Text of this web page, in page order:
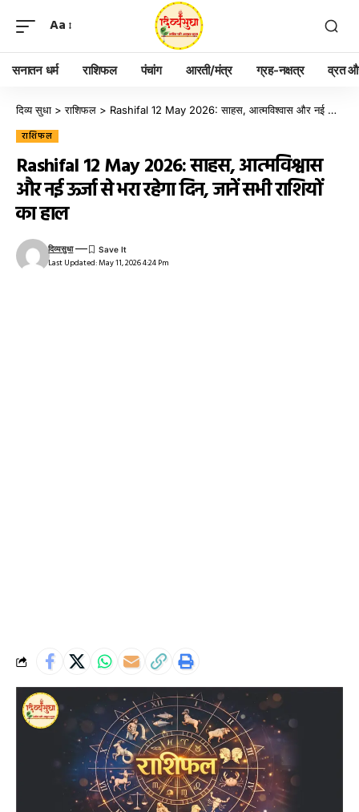
Aa
सनातन धर्म राशिफल पंचांग आरती/मंत्र ग्रह-नक्षत्र व्रत
दिव्य सुधा >राशिफल > Rashifal 12 May 2026: साहस, आत्मविश्वास और नई ऊर्जा से भरा रहेगा दिन, जानें सभी राशियों का हाल
राशिफल
Rashifal 12 May 2026: साहस, आत्मविश्वास
और नई ऊर्जा से भरा रहेगा दिन, जानें सभी राशियों
का हाल
Last Updated: May 11, 2026 4:24 Pm
दिव्यसुधा